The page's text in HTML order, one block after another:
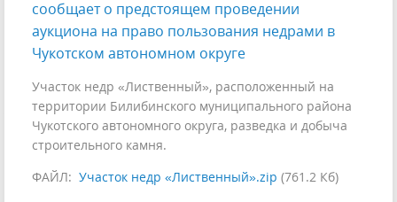
сообщает о предстоящем проведении
аукциона на право пользования недрами в
Чукотском автономном округе
Участок недр «Лиственный», расположенный на
территории Билибинского муниципального района
Чукотского автономного округа, разведка и добыча
строительного камня.
ФАЙЛ: Участок недр «Лиственный».zip (761.2 Кб)